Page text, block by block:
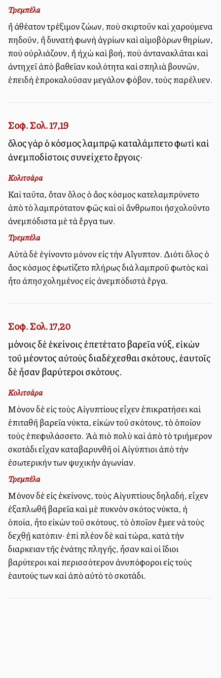
Τρεμπέλα
ἢ ἀθέατον τρέξιμον ζώων, ποὺ σκιρτοῦν καὶ χαρούμενα
πηδοῦν, ἢ δυνατὴ φωνὴ ἀγρίων καὶ αἱμοβόρων θηρίων,
ποὺ οὐρλιάζουν, ἢ ἠχὼ καὶ βοή, ποὺ ἀντανακλᾶται καὶ
ἀντηχεῖ ἀπὸ βαθεῖαν κοιλότητα καὶ σπηλιὰ βουνῶν,
ἐπειδὴ ἐπροκαλοῦσαν μεγάλον φόβον, τοὺς παρέλυεν.
Σοφ. Σολ. 17,19
ὅλος γὰρ ὁ κόσμος λαμπρῷ καταλάμπετο φωτὶ καὶ
ἀνεμποδίστοις συνείχετο ἔργοις·
Κολιτσάρα
Καὶ ταῦτα, ὅταν ὅλος ὁ ἄλλος κόσμος κατελαμπρύνετο
ἀπὸ τὸ λαμπρότατον φῶς καὶ οἱ ἄνθρωποι ἠσχολοῦντο
ἀνεμπόδιστα μὲ τὰ ἔργα των.
Τρεμπέλα
Αὐτὰ δὲ ἐγίνοντο μόνον εἰς τὴν Αἴγυπτον. Διότι ὅλος ὁ
ἄλλος κόσμος ἐφωτίζετο πλήρως διὰ λαμπροῦ φωτὸς καὶ
ἦτο ἀπησχολημένος εἰς ἀνεμπόδιστὰ ἔργα.
Σοφ. Σολ. 17,20
μόνοις δὲ ἐκείνοις ἐπετέτατο βαρεῖα νύξ, εἰκὼν
τοῦ μέλλοντος αὐτοὺς διαδέχεσθαι σκότους, ἑαυτοῖς
δὲ ἦσαν βαρύτεροι σκότους.
Κολιτσάρα
Μόνον δὲ εἰς τοὺς Αἰγυπτίους εἶχεν ἐπικρατήσει καὶ
ἐπιταθῆ βαρεῖα νύκτα, εἰκὼν τοῦ σκότους, τὸ ὁποῖον
τοὺς ἐπεφυλάσσετο. Ἀλλὰ πιὸ πολὺ καὶ ἀπὸ τὸ τριήμερον
σκοτάδι εἶχαν καταβαρυνθῆ οἱ Αἰγύπτιοι ἀπὸ τὴν
ἐσωτερικήν των ψυχικὴν ἀγωνίαν.
Τρεμπέλα
Μόνον δὲ εἰς ἐκείνονς, τοὺς Αἰγυπτίους δηλαδή, εἶχεν
ἐξαπλωθῆ βαρεῖα καὶ μὲ πυκνὸν σκότος νύκτα, ἡ
ὁποία, ἦτο εἰκὼν τοῦ σκότους, τὸ ὁποῖον ἔμελλε νὰ τοὺς
δεχθῇ κατόπιν· ἐπὶ πλέον δὲ καὶ τώρα, κατὰ τὴν
διαρκειαν τῆς ἐνάτης πληγῆς, ἦσαν καὶ οἱ ἴδιοι
βαρύτεροι καὶ περισσότερον ἀνυπόφοροι εἰς τοὺς
ἑαυτούς των καὶ ἀπὸ αὐτὸ τὸ σκοτάδι.